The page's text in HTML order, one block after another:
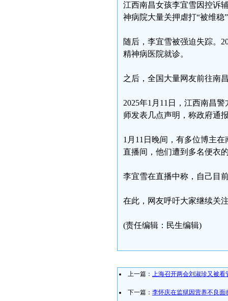
江西南昌女孩李宜雪因控诉
神病院大量关押虐打“被维
随后，李宜雪被强迫失踪。
精神病医院就诊。
之后，全国大量网友前往南
2025年1月11日，江西南昌
师发表几点声明，称政府通
1月11日晚间，有多位博主
直播间，他们遭到多名便衣
李宜雪在直播中称，自己目
在此，网友呼吁大家继续关
(责任编辑：民生编辑)
上一篇： 上海召开两会刘淑珍又被看
下一篇： 李怀庆在监狱因营养不良面